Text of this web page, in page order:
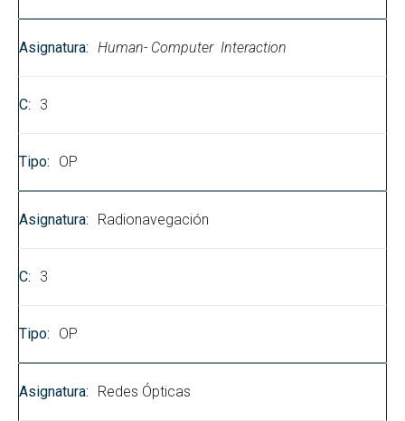
Human- Computer Interaction
3
OP
Radionavegación
3
OP
Redes Ópticas